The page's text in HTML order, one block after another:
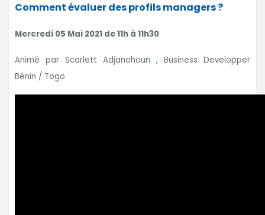
Comment évaluer des profils managers ?
Mercredi 05 Mai 2021 de 11h à 11h30
Animé par Scarlett Adjanohoun , Business Developper
Bénin / Togo